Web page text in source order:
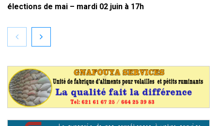
élections de mai – mardi 02 juin à 17h